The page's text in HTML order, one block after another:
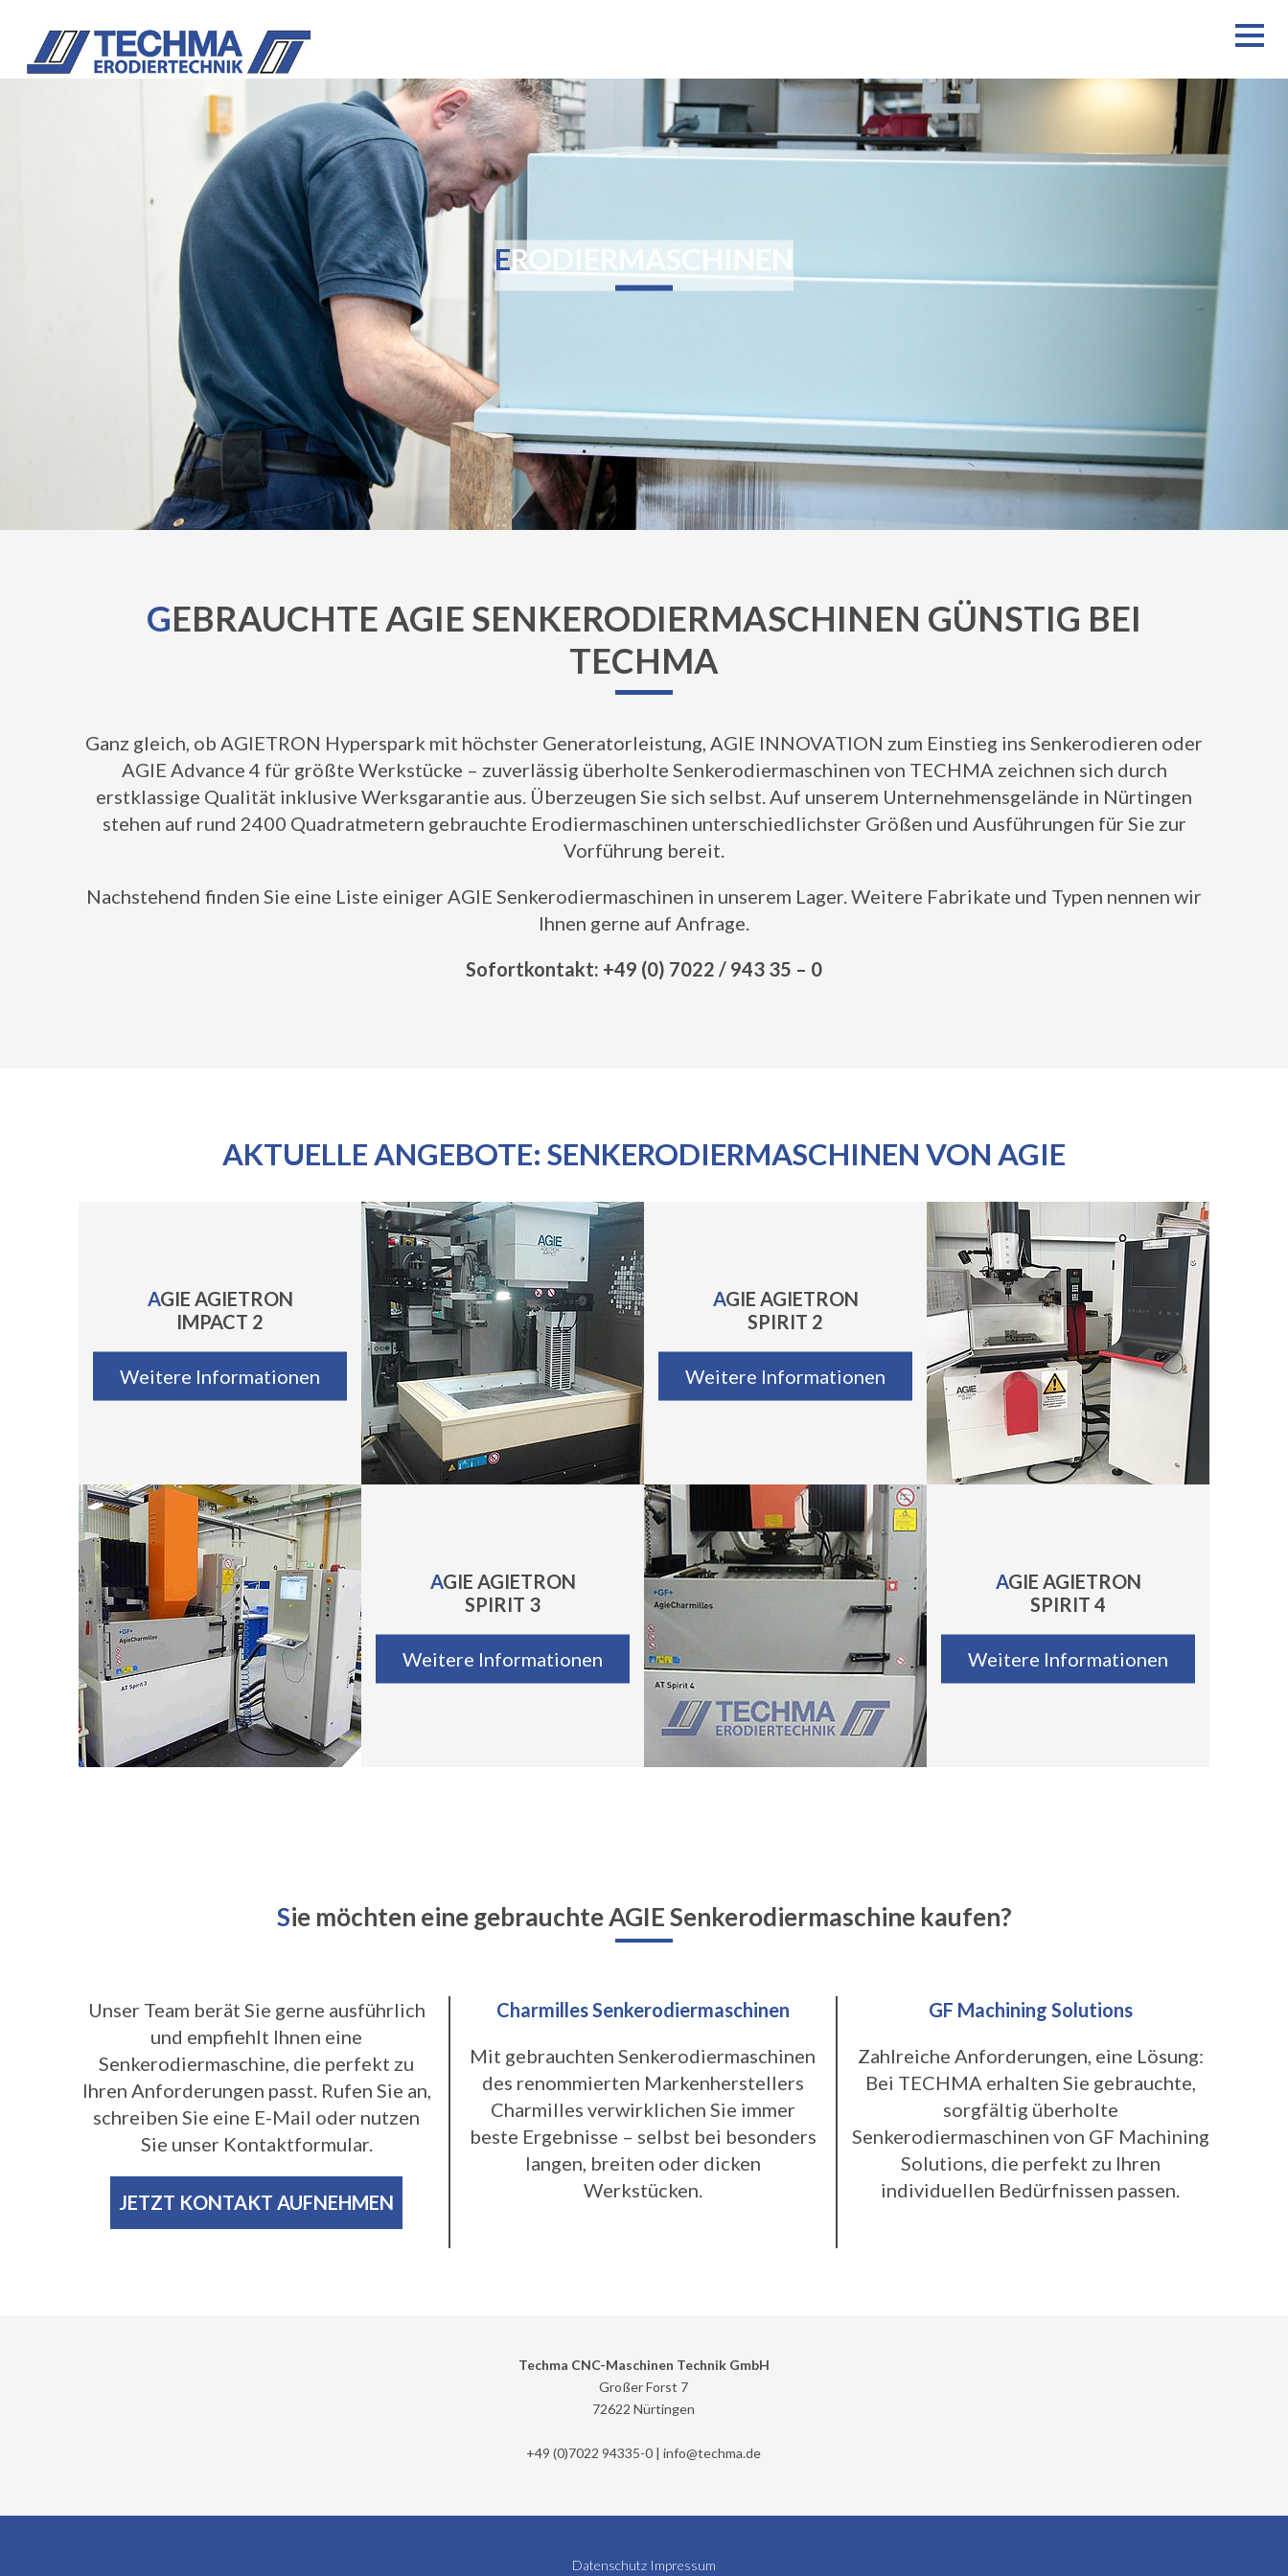
ERODIERMASCHINEN
GEBRAUCHTE AGIE SENKERODIERMASCHINEN GÜNSTIG BEI
TECHMA
Ganz gleich, ob AGIETRON Hyperspark mit höchster Generatorleistung, AGIE INNOVATION zum Einstieg ins Senkerodieren oder
AGIE Advance 4 für größte Werkstücke – zuverlässig überholte Senkerodiermaschinen von TECHMA zeichnen sich durch
erstklassige Qualität inklusive Werksgarantie aus. Überzeugen Sie sich selbst. Auf unserem Unternehmensgelände in Nürtingen
stehen auf rund 2400 Quadratmetern gebrauchte Erodiermaschinen unterschiedlichster Größen und Ausführungen für Sie zur
Vorführung bereit.
Nachstehend finden Sie eine Liste einiger AGIE Senkerodiermaschinen in unserem Lager. Weitere Fabrikate und Typen nennen wir
Ihnen gerne auf Anfrage.
Sofortkontakt: +49 (0) 7022 / 943 35 – 0
AKTUELLE ANGEBOTE: SENKERODIERMASCHINEN VON AGIE
AGIE AGIETRON
IMPACT 2
Weitere Informationen
AGIE AGIETRON
SPIRIT 2
Weitere Informationen
AGIE AGIETRON
SPIRIT 3
Weitere Informationen
AGIE AGIETRON
SPIRIT 4
Weitere Informationen
Sie möchten eine gebrauchte AGIE Senkerodiermaschine kaufen?
Unser Team berät Sie gerne ausführlich
und empfiehlt Ihnen eine
Senkerodiermaschine, die perfekt zu
Ihren Anforderungen passt. Rufen Sie an,
schreiben Sie eine E-Mail oder nutzen
Sie unser Kontaktformular.
JETZT KONTAKT AUFNEHMEN
Charmilles Senkerodiermaschinen
Mit gebrauchten Senkerodiermaschinen
des renommierten Markenherstellers
Charmilles verwirklichen Sie immer
beste Ergebnisse – selbst bei besonders
langen, breiten oder dicken
Werkstücken.
GF Machining Solutions
Zahlreiche Anforderungen, eine Lösung:
Bei TECHMA erhalten Sie gebrauchte,
sorgfältig überholte
Senkerodiermaschinen von GF Machining
Solutions, die perfekt zu Ihren
individuellen Bedürfnissen passen.
Techma CNC-Maschinen Technik GmbH
Großer Forst 7
72622 Nürtingen
+49 (0)7022 94335-0 |info@techma.de
Datenschutz Impressum